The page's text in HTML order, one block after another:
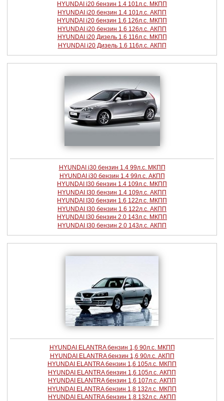
HYUNDAI i20 бензин 1.4 101л.с. МКПП
HYUNDAI i20 бензин 1.4 101л.с. АКПП
HYUNDAI i20 бензин 1.6 126л.с. МКПП
HYUNDAI i20 бензин 1.6 126л.с. АКПП
HYUNDAI i20 Дизель 1.6 116л.с. МКПП
HYUNDAI i20 Дизель 1.6 116л.с. АКПП
HYUNDAI i30 бензин 1.4 99л.с. МКПП
HYUNDAI i30 бензин 1.4 99л.с. АКПП
HYUNDAI I30 бензин 1.4 109л.с. МКПП
HYUNDAI I30 бензин 1.4 109л.с. АКПП
HYUNDAI I30 бензин 1.6 122л.с. МКПП
HYUNDAI I30 бензин 1.6 122л.с. АКПП
HYUNDAI I30 бензин 2.0 143л.с. МКПП
HYUNDAI I30 бензин 2.0 143л.с. АКПП
HYUNDAI ELANTRA бензин 1,6 90л.с. МКПП
HYUNDAI ELANTRA бензин 1,6 90л.с. АКПП
HYUNDAI ELANTRA бензин 1,6 105л.с. МКПП
HYUNDAI ELANTRA бензин 1,6 105л.с. АКПП
HYUNDAI ELANTRA бензин 1,6 107л.с. АКПП
HYUNDAI ELANTRA бензин 1,8 132л.с. МКПП
HYUNDAI ELANTRA бензин 1,8 132л.с. АКПП